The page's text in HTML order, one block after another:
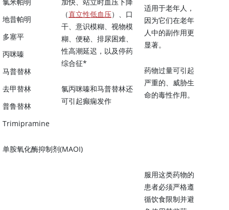
地昔帕明
多塞平
丙咪嗪
马普替林
去甲替林
普鲁替林
Trimipramine
（直立性低血压）、口
干、意识模糊、视物模
糊、便秘、排尿困难、
性高潮延迟，以及停药
综合征*
氯丙咪嗪和马普替林还
可引起癫痫发作
适用于老年人，
因为它们在老年
人中的副作用更
显著。
药物过量可引起
严重的、威胁生
命的毒性作用。
单胺氧化酶抑制剂(MAOI)
服用这类药物的
患者必须严格遵
循饮食限制并避